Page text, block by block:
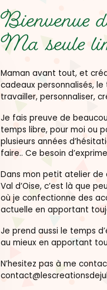
Bienvenue
Ma seule
Maman avant tout, et
cadeaux personnalisés,
travailler, personnaliser,
Je fais preuve de
temps libre, pour moi ou
plusieurs années
faire.. Ce besoin
Dans mon petit atelier de
Val d’Oise, c’est là que
où je confectionne des
actuelle en apportant
Je prend aussi le temps
au mieux en apportant
N’hesitez pas à me